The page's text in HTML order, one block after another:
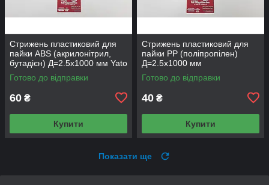
Стрижень пластиковий для
пайки ABS (акрилонітрил,
бутадієн) Д=2.5х1000 мм Yato
Готово до відправки
60 ₴
Купити
Стрижень пластиковий для
пайки PP (поліпропілен)
Д=2.5х1000 мм
Готово до відправки
40 ₴
Купити
Показати ще